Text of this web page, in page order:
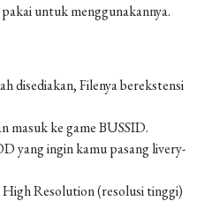
untuk menggunakannya.
disediakan, Filenya berekstensi
masuk ke game BUSSID.
yang ingin kamu pasang livery-
Resolution (resolusi tinggi)